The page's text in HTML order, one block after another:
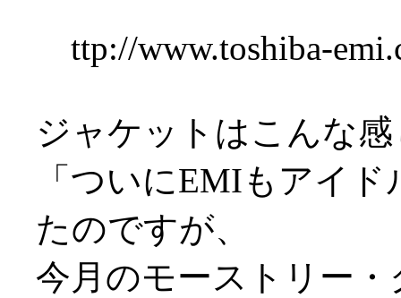
ttp://www.toshiba-
ジャケットはこんな
「ついにEMIもアイ
たのですが、
今月のモーストリー